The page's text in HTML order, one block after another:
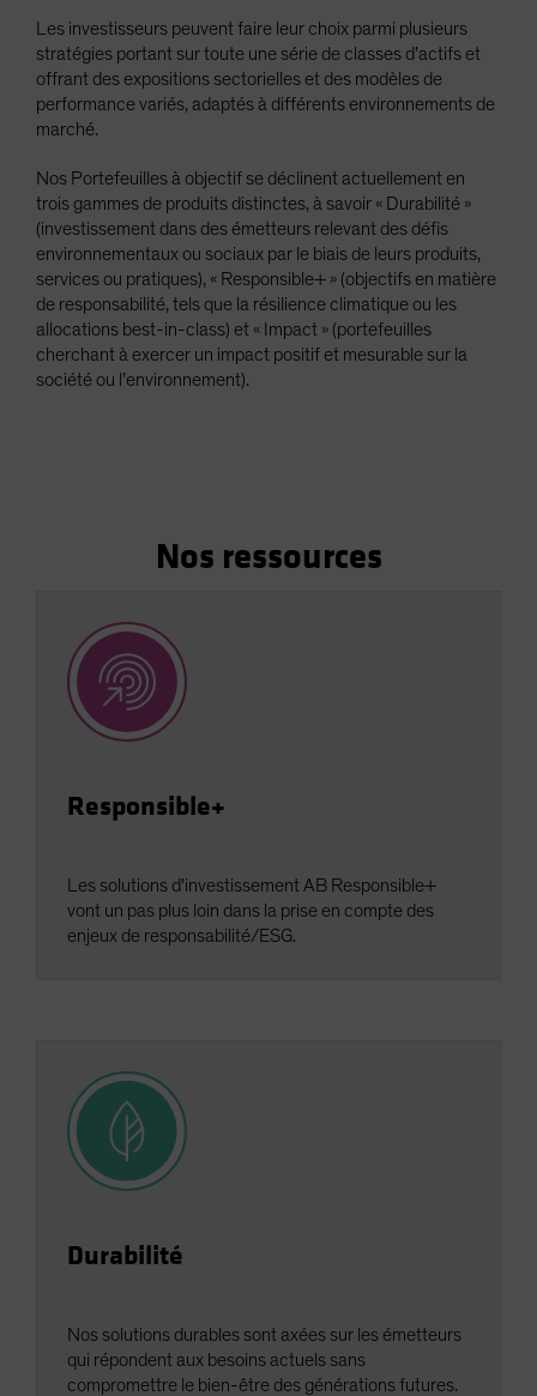
Norway
Other Asia-Pacific
Poland
Singapore
South Korea - 대한민국
Spain
Sweden
Switzerland
Taiwan - 台灣
Les investisseurs peuvent faire leur choix parmi plusieurs
stratégies portant sur toute une série de classes d’actifs et
offrant des expositions sectorielles et des modèles de
performance variés, adaptés à différents environnements de
marché.
Nos Portefeuilles à objectif se déclinent actuellement en
trois gammes de produits distinctes, à savoir « Durabilité »
(investissement dans des émetteurs relevant des défis
environnementaux ou sociaux par le biais de leurs produits,
services ou pratiques), « Responsible+ » (objectifs en matière
de responsabilité, tels que la résilience climatique ou les
allocations best-in-class) et « Impact » (portefeuilles
cherchant à exercer un impact positif et mesurable sur la
société ou l’environnement).
Nos ressources
Responsible+
Les solutions d'investissement AB Responsible+
vont un pas plus loin dans la prise en compte des
enjeux de responsabilité/ESG.
Durabilité
Nos solutions durables sont axées sur les émetteurs
qui répondent aux besoins actuels sans
compromettre le bien-être des générations futures.